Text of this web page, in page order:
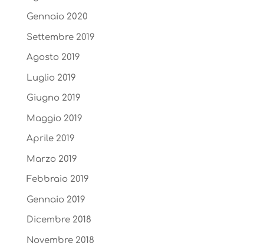
Gennaio 2020
Settembre 2019
Agosto 2019
Luglio 2019
Giugno 2019
Maggio 2019
Aprile 2019
Marzo 2019
Febbraio 2019
Gennaio 2019
Dicembre 2018
Novembre 2018